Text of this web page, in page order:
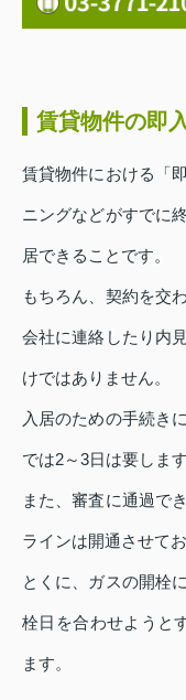
賃貸物件の即
賃貸物件における「
ニングなどがすでに
居できることです。
もちろん、契約を交
会社に連絡したり内
けではありません。
入居のための手続き
では2～3日は要します
また、審査に通過で
ラインは開通させて
とくに、ガスの開栓
栓日を合わせようと
ます。